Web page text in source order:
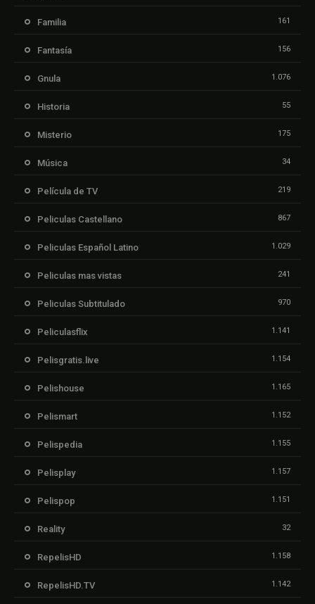
Familia 161
Fantasía 156
Gnula 1.076
Historia 55
Misterio 175
Música 34
Película de TV 219
Peliculas Castellano 867
Peliculas Español Latino 1.029
Peliculas mas vistas 241
Peliculas Subtitulado 970
Peliculasflix 1.141
Pelisgratis.live 1.154
Pelishouse 1.165
Pelismart 1.152
Pelispedia 1.155
Pelisplay 1.157
Pelispop 1.151
Reality 32
RepelisHD 1.158
RepelisHD.TV 1.142